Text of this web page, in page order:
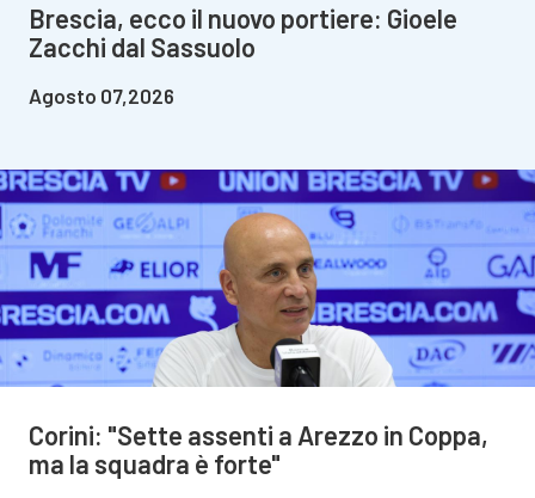
Brescia, ecco il nuovo portiere: Gioele
Zacchi dal Sassuolo
Agosto 07,2026
Corini: "Sette assenti a Arezzo in Coppa,
ma la squadra è forte"